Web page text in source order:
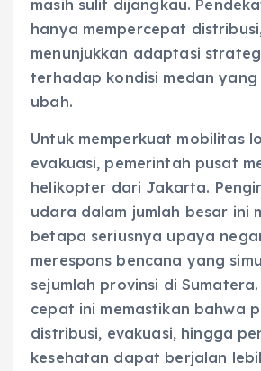
masih sulit dijangkau.
hanya mempercepat
menunjukkan adaptasi
terhadap kondisi medan
ubah.
Untuk memperkuat mobilitas
evakuasi, pemerintah pusat
helikopter dari Jakarta.
udara dalam jumlah besar ini
betapa seriusnya upaya
merespons bencana yang
sejumlah provinsi di
cepat ini memastikan bahwa
distribusi, evakuasi, hingga
kesehatan dapat berjalan